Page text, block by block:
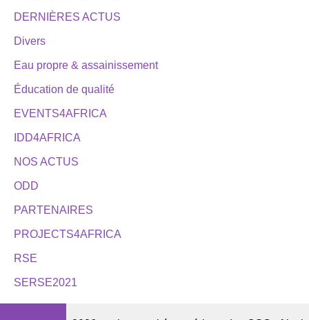
DERNIÈRES ACTUS
Divers
Eau propre & assainissement
Éducation de qualité
EVENTS4AFRICA
IDD4AFRICA
NOS ACTUS
ODD
PARTENAIRES
PROJECTS4AFRICA
RSE
SERSE2021